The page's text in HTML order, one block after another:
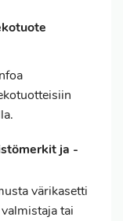
ja -
värikasetti
tai